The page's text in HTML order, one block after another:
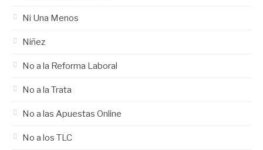
Ni Una Menos
Niñez
No a la Reforma Laboral
No a la Trata
No a las Apuestas Online
No a los TLC